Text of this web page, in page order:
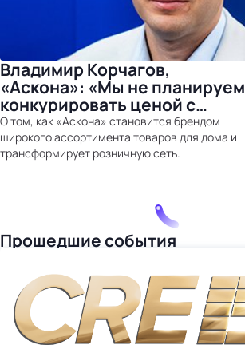
Владимир Корчагов,
«Аскона»: «Мы не планируем
конкурировать ценой с
маркетплейсами, а будем
давать уникальную
экспертизу»
О том, как «Аскона» становится брендом
широкого ассортимента товаров для дома и
трансформирует розничную сеть.
Прошедшие события